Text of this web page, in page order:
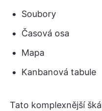
Soubory
Časová osa
Mapa
Kanbanová tabule
Tato komplexnější